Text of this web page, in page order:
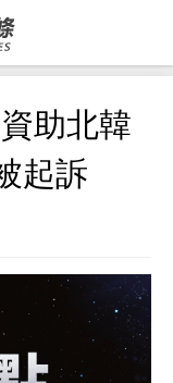
助北韓
起訴